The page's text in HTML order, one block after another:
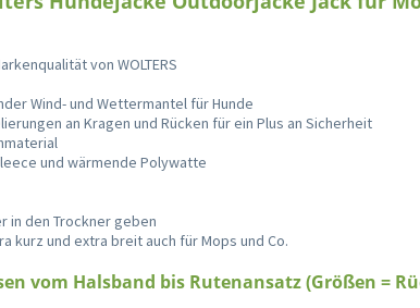
von WOLTERS
Wind- und Wettermantel für Hunde
an Kragen und Rücken für ein Plus an Sicherheit
und wärmende Polywatte
in den Trockner geben
kurz und extra breit auch für Mops und Co.
vom Halsband bis Rutenansatz (Größen =